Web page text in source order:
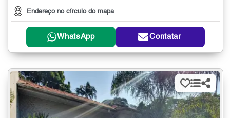
Endereço no círculo do mapa
WhatsApp Contatar